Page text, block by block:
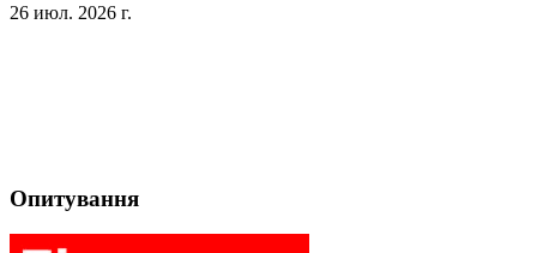
26 июл. 2026 г.
Опитування